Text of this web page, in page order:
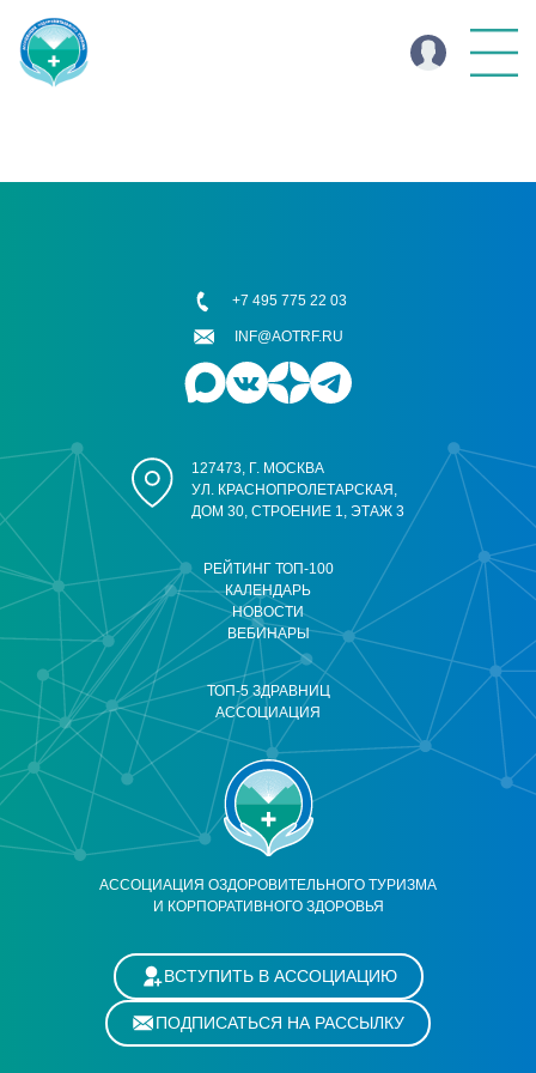
АССОЦИАЦИЯ ОЗДОРОВИТЕЛЬНОГО ТУРИЗМА
И КОРПОРАТИВНОГО ЗДОРОВЬЯ
РЕЙТИНГ ТОП-100
КАЛЕНДАРЬ
НОВОСТИ
ВЕБИНАРЫ
ТОП-5 ЗДРАВНИЦ
АССОЦИАЦИЯ
127473, Г. МОСКВА
УЛ. КРАСНОПРОЛЕТАРСКАЯ,
ДОМ 30, СТРОЕНИЕ 1, ЭТАЖ 3
+7 495 775 22 03
INF@AOTRF.RU
ВСТУПИТЬ В АССОЦИАЦИЮ
ПОДПИСАТЬСЯ НА РАССЫЛКУ